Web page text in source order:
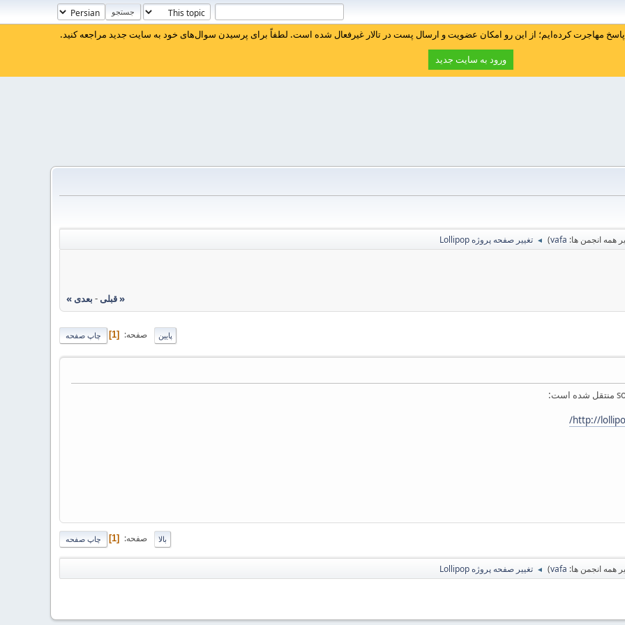
مهاجرت کرده‌ایم؛ از این رو امکان عضویت و ارسال پست در تالار غیرفعال شده است. لطفاً برای پرسیدن سوال‌های خود به سایت جدید مراجعه کنید.
ورود به سایت جدید
همه انجمن ها: vafa
)
◄ تغییر صفحه پروژه Lollipop
« قبلی- بعدی »
چاپ صفحه پایین صفحه 1
http://
چاپ صفحه بالا صفحه 1
همه انجمن ها: vafa
)
◄ تغییر صفحه پروژه Lollipop